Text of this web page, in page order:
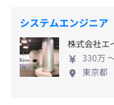
など
健康保険・厚生年
る環境 リモート
と、働きやすい
年以上活躍する
環境です。40社
業へ転籍したり
システムエンジニア
株式会社エ
330万
東京都